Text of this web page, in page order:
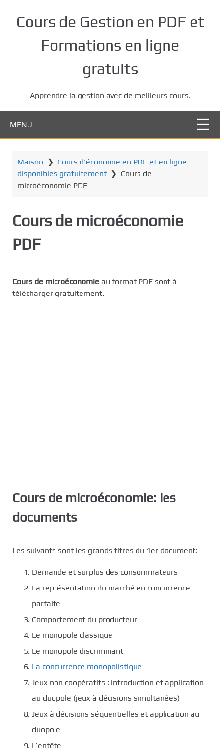
o
Cours de Gestion en PDF et
Formations en ligne
gratuits
Apprendre la gestion avec de meilleurs cours.
MENU
Maison ❯ Cours d'économie en PDF et en ligne
disponibles gratuitement ❯ Cours de
microéconomie PDF
Cours de microéconomie
PDF
Cours de microéconomie au format PDF sont à
télécharger gratuitement.
Cours de microéconomie: les
documents
Les suivants sont les grands titres du 1er document:
Demande et surplus des consommateurs
La représentation du marché en concurrence
parfaite
Comportement du producteur
Le monopole classique
Le monopole discriminant
La concurrence monopolistique
Jeux non coopératifs : introduction et application
au duopole (jeux à décisions simultanées)
Jeux à décisions séquentielles et application au
duopole
L’entête